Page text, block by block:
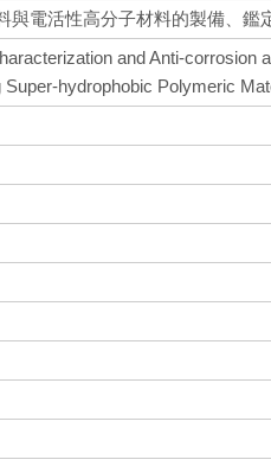
與電活性高分子材料的製備、鑑
and Anti-
Super-hydrophobic Polymeric